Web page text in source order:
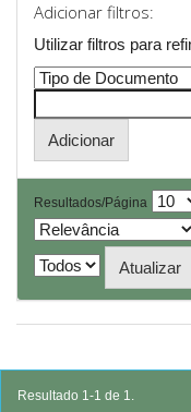
Adicionar filtros:
Utilizar filtros para
Resultados/Página
Resultado 1-1 de 1.